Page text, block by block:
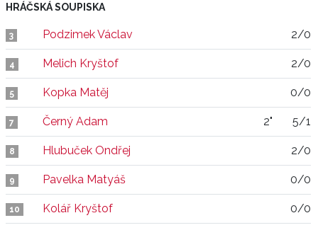
HRÁČSKÁ SOUPISKA
3 Podzimek Václav 2/0
4 Melich Kryštof 2/0
5 Kopka Matěj 0/0
7 Černý Adam 2" 5/1
8 Hlubuček Ondřej 2/0
9 Pavelka Matyáš 0/0
10 Kolář Kryštof 0/0